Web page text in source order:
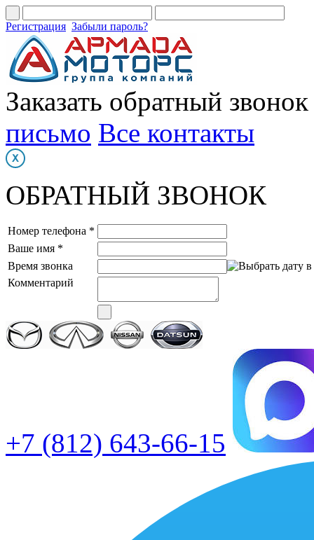
Регистрация Забыли пароль?
Заказать обратный звонок
письмо Все контакты
ОБРАТНЫЙ ЗВОНОК
Номер телефона *
Ваше имя *
Время звонка
Комментарий
+7 (812) 643-66-15